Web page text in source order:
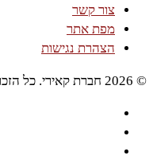
צור קשר
מפת אתר
הצהרת נגישות
© 2026 חברת קאירי. כל הזכויות שמורות